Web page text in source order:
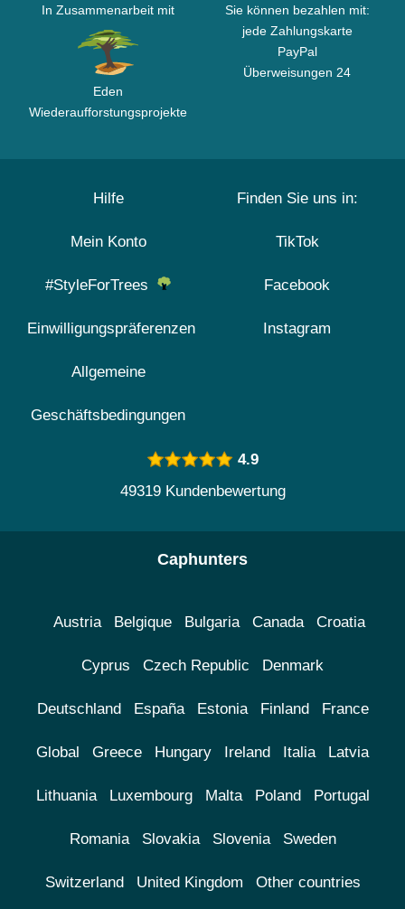
In Zusammenarbeit mit
Eden
Wiederaufforstungsprojekte
Sie können bezahlen mit:
jede Zahlungskarte
PayPal
Überweisungen 24
Hilfe
Mein Konto
#StyleForTrees
Einwilligungspräferenzen
Allgemeine
Geschäftsbedingungen
Finden Sie uns in:
TikTok
Facebook
Instagram
4.9
49319 Kundenbewertung
Caphunters
Austria Belgique Bulgaria Canada Croatia
Cyprus Czech Republic Denmark
Deutschland España Estonia Finland France
Global Greece Hungary Ireland Italia Latvia
Lithuania Luxembourg Malta Poland Portugal
Romania Slovakia Slovenia Sweden
Switzerland United Kingdom Other countries